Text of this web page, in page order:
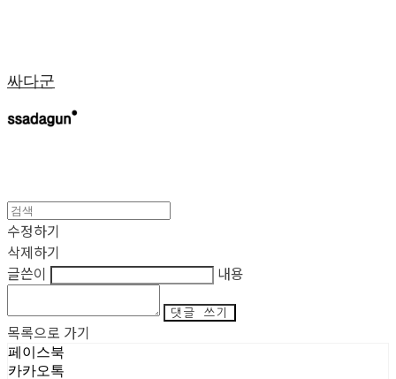
싸다군
수정하기
삭제하기
글쓴이
내용
댓글 쓰기
목록으로 가기
페이스북
카카오톡